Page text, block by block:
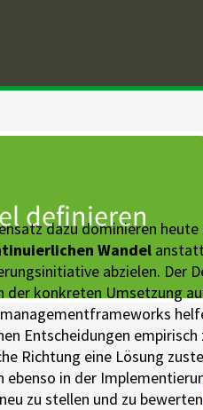
dazu dominieren
Wandel
abzielen. Der
der konkreten Umsetzung
Entscheidungen
Richtung eine Lösung
ebenso in der
zu stellen und zu